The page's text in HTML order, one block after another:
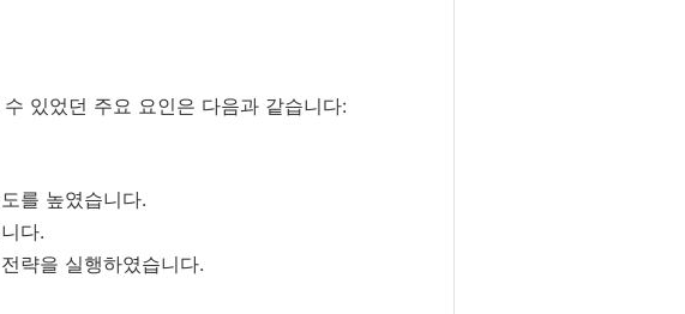
있었던 주요 요인은 다음과 같습니다:
를 높였습니다.
다.
략을 실행하였습니다.